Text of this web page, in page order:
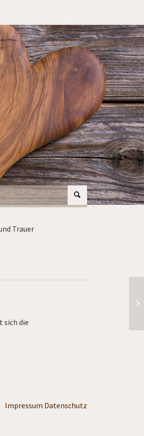
Trauer
sich die
Impressum Datenschutz